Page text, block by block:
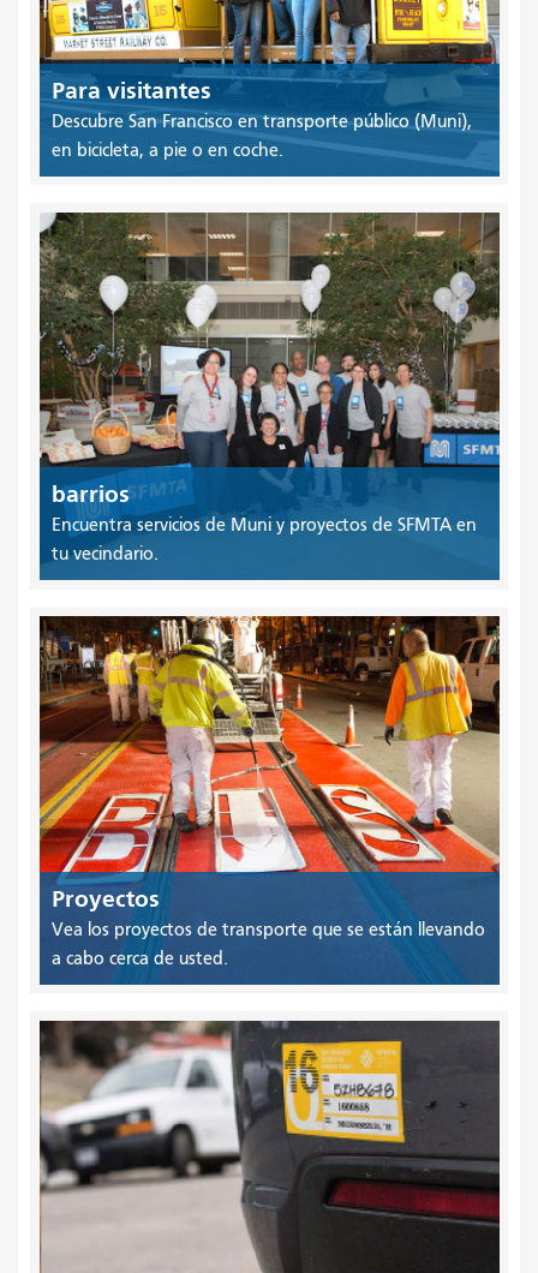
Para visitantes
Descubre San Francisco en transporte público (Muni),
en bicicleta, a pie o en coche.
barrios
Encuentra servicios de Muni y proyectos de SFMTA en
tu vecindario.
Proyectos
Vea los proyectos de transporte que se están llevando
a cabo cerca de usted.